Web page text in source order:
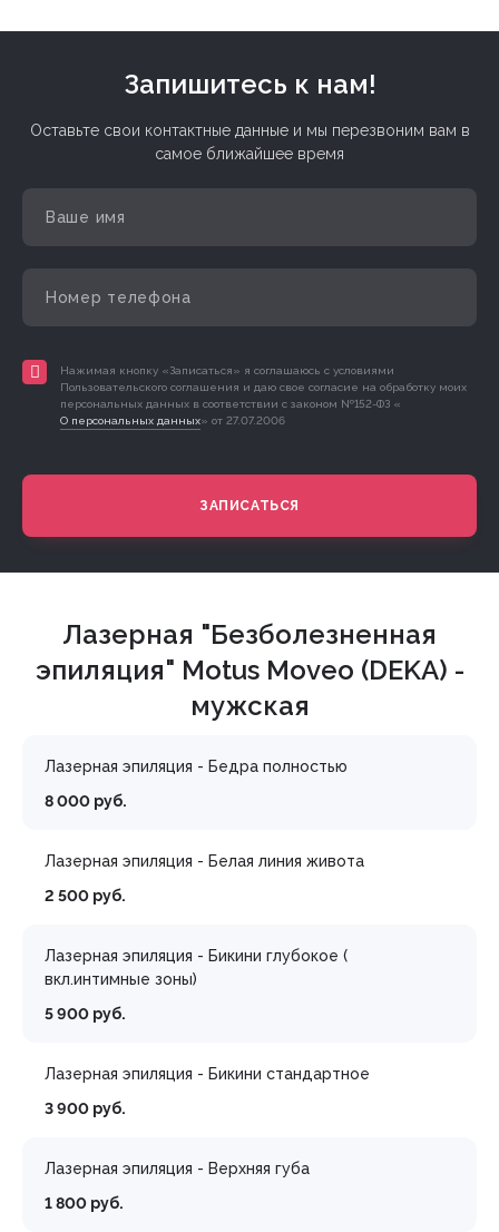
Запишитесь к нам!
Оставьте свои контактные данные и мы перезвоним вам в
самое ближайшее время
Нажимая кнопку «Записаться» я соглашаюсь с условиями
Пользовательского соглашения и даю свое согласие на обработку моих
персональных данных в соответствии с законом №152-ФЗ «
О персональных данных» от 27.07.2006
ЗАПИСАТЬСЯ
Лазерная "Безболезненная
эпиляция" Motus Moveo (DEKA) -
мужская
Лазерная эпиляция - Бедра полностью
8 000 руб.
Лазерная эпиляция - Белая линия живота
2 500 руб.
Лазерная эпиляция - Бикини глубокое (
вкл.интимные зоны)
5 900 руб.
Лазерная эпиляция - Бикини стандартное
3 900 руб.
Лазерная эпиляция - Верхняя губа
1 800 руб.